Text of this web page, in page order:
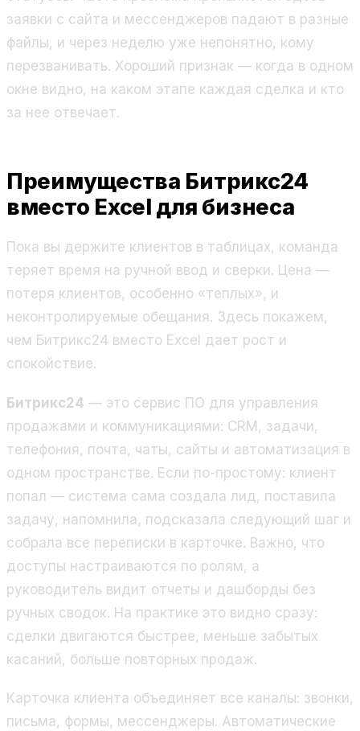
заявки с сайта и мессенджеров падают в разные
файлы, и через неделю уже непонятно, кому
перезванивать. Хороший признак — когда в одном
окне видно, на каком этапе каждая сделка и кто
за нее отвечает.
Преимущества Битрикс24
вместо Excel для бизнеса
Пока вы держите клиентов в таблицах, команда
теряет время на ручной ввод и сверки. Цена —
потеря клиентов, особенно «теплых», и
неконтролируемые обещания. Здесь покажем,
чем Битрикс24 вместо Excel дает рост и
спокойствие.
Битрикс24 — это сервис ПО для управления
продажами и коммуникациями: CRM, задачи,
телефония, почта, чаты, сайты и автоматизация в
одном пространстве. Если по-простому: клиент
попал — система сама создала лид, поставила
задачу, напомнила, подсказала следующий шаг и
собрала все переписки в карточке. Важно, что
доступы настраиваются по ролям, а
руководитель видит отчеты и дашборды без
ручных сводок. На практике это видно сразу:
сделки двигаются быстрее, меньше забытых
касаний, больше повторных продаж.
Карточка клиента объединяет все каналы: звонки,
письма, формы, мессенджеры. Автоматические